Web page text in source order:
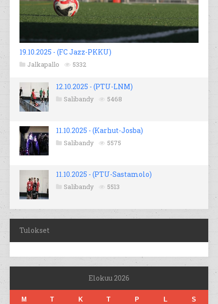
19.10.2025 - (FC Jazz-PKKU)
Jalkapallo 5332
12.10.2025 - (PTU-LNM)
Salibandy 5468
11.10.2025 - (Karhut-Josba)
Salibandy 5575
11.10.2025 - (PTU-Sastamolo)
Salibandy 5513
Tulokset
Elokuu 2026
M T K T P L S